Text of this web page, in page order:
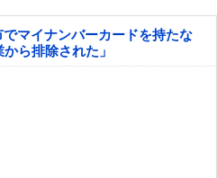
マイナンバーカードを持たな
ら排除された」